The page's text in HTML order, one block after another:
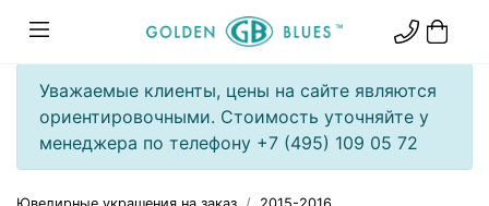
Уважаемые клиенты, цены на сайте являются
ориентировочными. Стоимость уточняйте у
менеджера по телефону +7 (495) 109 05 72